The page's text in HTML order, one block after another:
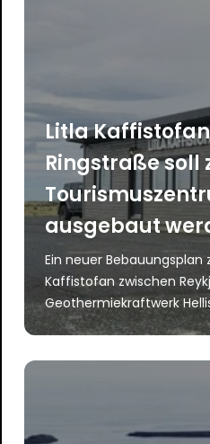
Litla
Ringstraße soll
ausgebaut
Ein neuer Bebauungsplan
Kaffistofan zwischen
Geothermiekraftwerk